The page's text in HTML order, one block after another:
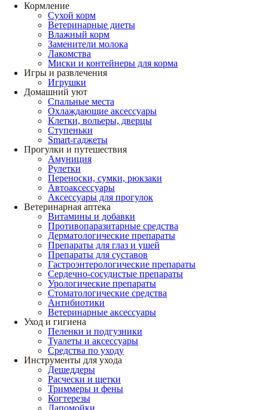
Кормление
Сухой корм
Ветеринарные диеты
Влажный корм
Заменители молока
Лакомства
Миски и контейнеры для корма
Игры и развлечения
Игрушки
Домашний уют
Спальные места
Охлаждающие аксессуары
Клетки, вольеры, дверцы
Ступеньки
Smart-гаджеты
Прогулки и путешествия
Амуниция
Рулетки
Переноски, сумки, рюкзаки
Автоаксессуары
Аксессуары для прогулок
Ветеринарная аптека
Витамины и добавки
Противопаразитарные средства
Дерматологические препараты
Препараты для глаз и ушей
Препараты для суставов
Гастроэнтерологические препараты
Сердечно-сосудистые препараты
Урологические препараты
Стоматологические средства
Антибиотики
Ветеринарные аксессуары
Уход и гигиена
Пеленки и подгузники
Туалеты и аксессуары
Средства по уходу
Инструменты для ухода
Дешеддеры
Расчески и щетки
Триммеры и фены
Когтерезы
Лапомойки